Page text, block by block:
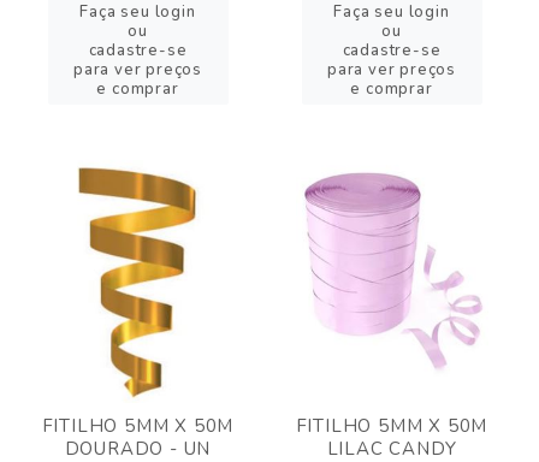
Faça seu login
ou
cadastre-se
para ver preços
e comprar
Faça seu login
ou
cadastre-se
para ver preços
e comprar
FITILHO 5MM X 50M
DOURADO - UN
FITILHO 5MM X 50M
LILAC CANDY